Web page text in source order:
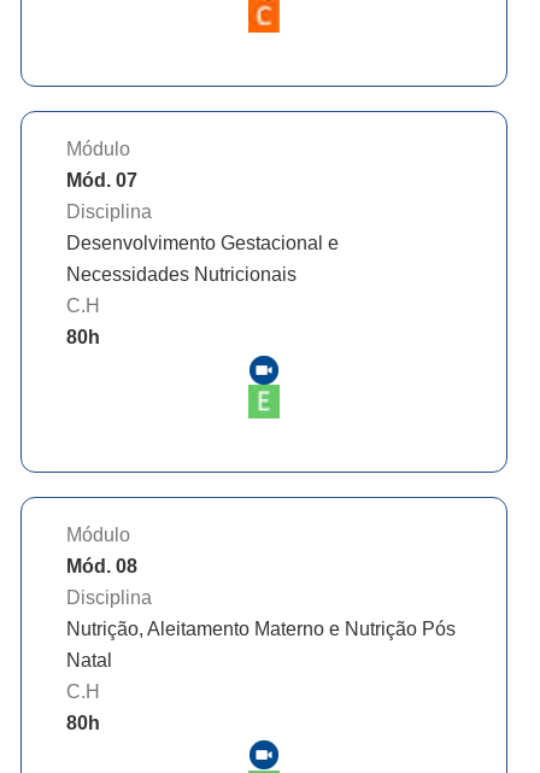
Módulo
Mód. 07
Disciplina
Desenvolvimento Gestacional e
Necessidades Nutricionais
C.H
80h
Módulo
Mód. 08
Disciplina
Nutrição, Aleitamento Materno e Nutrição Pós
Natal
C.H
80h